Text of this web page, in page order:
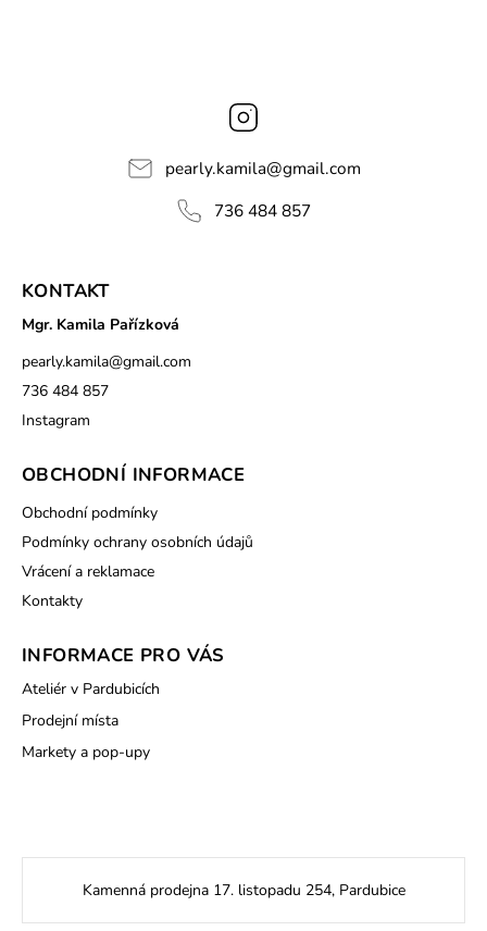
pearly.kamila@gmail.com
736 484 857
KONTAKT
Mgr. Kamila Pařízková
pearly.kamila@gmail.com
736 484 857
Instagram
OBCHODNÍ INFORMACE
Obchodní podmínky
Podmínky ochrany osobních údajů
Vrácení a reklamace
Kontakty
INFORMACE PRO VÁS
Ateliér v Pardubicích
Prodejní místa
Markety a pop-upy
Kamenná prodejna 17. listopadu 254, Pardubice